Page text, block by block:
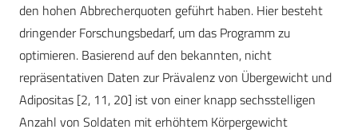
den hohen Abbrecherquoten geführt haben. Hier besteht
dringender Forschungsbedarf, um das Programm zu
optimieren. Basierend auf den bekannten, nicht
repräsentativen Daten zur Prävalenz von Übergewicht und
Adipositas [2, 11, 20] ist von einer knapp sechsstelligen
Anzahl von Soldaten mit erhöhtem Körpergewicht